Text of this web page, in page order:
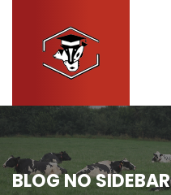
BLOG NO SIDEBAR